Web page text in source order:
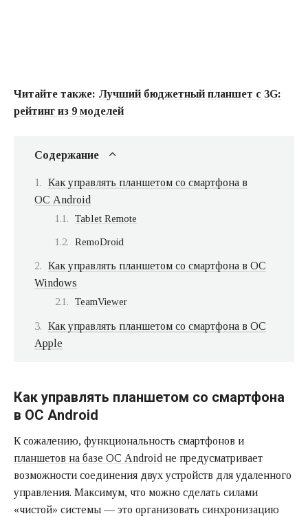
Читайте также: Лучший бюджетный планшет с 3G:
рейтинг из 9 моделей
Содержание
Как управлять планшетом со смартфона в
ОС Android
Tablet Remote
RemoDroid
Как управлять планшетом со смартфона в ОС
Windows
TeamViewer
Как управлять планшетом со смартфона в ОС
Apple
Как управлять планшетом со смартфона
в ОС Android
К сожалению, функциональность смартфонов и
планшетов на базе ОС Android не предусматривает
возможности соединения двух устройств для удаленного
управления. Максимум, что можно сделать силами
«чистой» системы — это организовать синхронизацию